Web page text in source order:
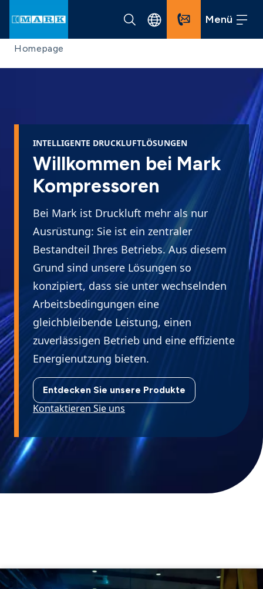
Menü
Homepage
INTELLIGENTE DRUCKLUFTLÖSUNGEN
Willkommen bei Mark
Kompressoren
Bei Mark ist Druckluft mehr als nur
Ausrüstung: Sie ist ein zentraler
Bestandteil Ihres Betriebs. Aus diesem
Grund sind unsere Lösungen so
konzipiert, dass sie unter wechselnden
Arbeitsbedingungen eine
gleichbleibende Leistung, einen
zuverlässigen Betrieb und eine effiziente
Energienutzung bieten.
Entdecken Sie unsere Produkte
Kontaktieren Sie uns